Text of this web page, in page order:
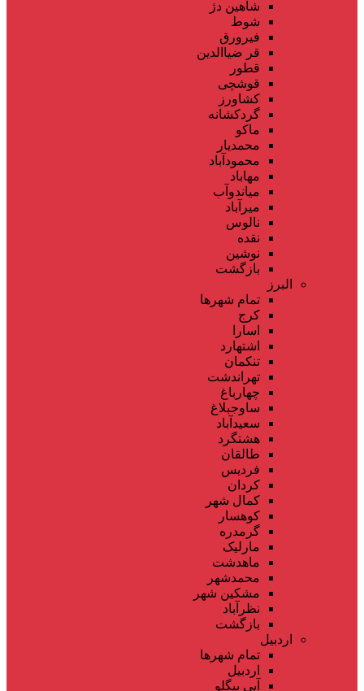
شاهین دژ
شوط
فیرورق
قر ضیاالدین
قطور
قوشچی
کشاورز
گردکشانه
ماکو
محمدیار
محمودآباد
مهاباد
میاندوآب
میرآباد
نالوس
نقده
نوشین
بازگشت
البرز
تمام شهر‌ها
کرج
اسارا
اشتهارد
تنکمان
تهراندشت
چهارباغ
ساوجبلاغ
سعیدآباد
هشتگرد
طالقان
فردیس
کردان
کمال شهر
کوهسار
گرمدره
مارلیک
ماهدشت
محمدشهر
مشکین شهر
نظرآباد
بازگشت
اردبیل
تمام شهر‌ها
اردبیل
آبی بیگلو